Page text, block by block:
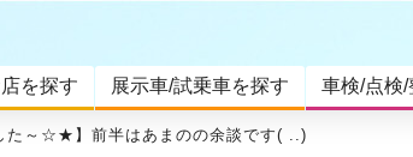
を探す 展示車/試乗車を探す 車検/点検/
た～☆★】前半はあまのの余談です( ..)